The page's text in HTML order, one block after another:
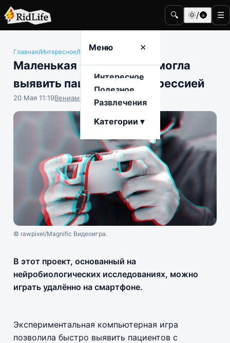
🔍 🌞/🌚 ☰
Меню ✕
Интересное
Полезное
Развлечения
Категории ▾
Главная/Интересное/Компьютерные игры
Маленькая видеоигра помогла
выявить пациентов с депрессией
20 Мая 11:19Вениамин Ветролесов
© rawpixel/Magnific Видеоигра.
В этот проект, основанный на
нейробиологических исследованиях, можно
играть удалённо на смартфоне.
Экспериментальная компьютерная игра
позволила быстро выявить пациентов с